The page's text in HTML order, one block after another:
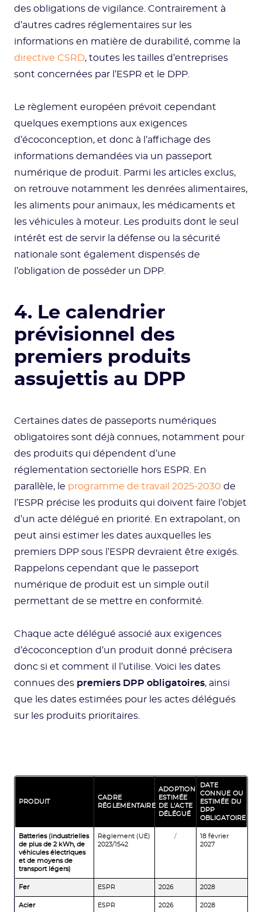
des obligations de vigilance. Contrairement à
d’autres cadres réglementaires sur les
informations en matière de durabilité, comme la
directive CSRD, toutes les tailles d’entreprises
sont concernées par l’ESPR et le DPP.
Le règlement européen prévoit cependant
quelques exemptions aux exigences
d’écoconception, et donc à l’affichage des
informations demandées via un passeport
numérique de produit. Parmi les articles exclus,
on retrouve notamment les denrées alimentaires,
les aliments pour animaux, les médicaments et
les véhicules à moteur. Les produits dont le seul
intérêt est de servir la défense ou la sécurité
nationale sont également dispensés de
l’obligation de posséder un DPP.
4. Le calendrier
prévisionnel des
premiers produits
assujettis au DPP
Certaines dates de passeports numériques
obligatoires sont déjà connues, notamment pour
des produits qui dépendent d’une
réglementation sectorielle hors ESPR. En
parallèle, le programme de travail 2025-2030 de
l’ESPR précise les produits qui doivent faire l’objet
d’un acte délégué en priorité. En extrapolant, on
peut ainsi estimer les dates auxquelles les
premiers DPP sous l’ESPR devraient être exigés.
Rappelons cependant que le passeport
numérique de produit est un simple outil
permettant de se mettre en conformité.
Chaque acte délégué associé aux exigences
d’écoconception d’un produit donné précisera
donc si et comment il l’utilise. Voici les dates
connues des premiers DPP obligatoires, ainsi
que les dates estimées pour les actes délégués
sur les produits prioritaires.
PRODUIT
CADRE
RÉGLEMENTAIRE
ADOPTION
ESTIMÉE
DE L'ACTE
DÉLÉGUÉ
DATE
CONNUE OU
ESTIMÉE DU
DPP
OBLIGATOIRE
Batteries (industrielles
de plus de 2 kWh, de
véhicules électriques
et de moyens de
transport légers)
Règlement (UE)
2023/1542
/
18 février
2027
Fer ESPR 2026 2028
Acier ESPR 2026 2028